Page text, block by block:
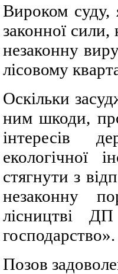
Вироком суду,
законної сили,
незаконну
лісовому
Оскільки
ним шкоди,
інтересів
екологічної
стягнути з
незаконну
лісництві ДП
господарство».
Позов